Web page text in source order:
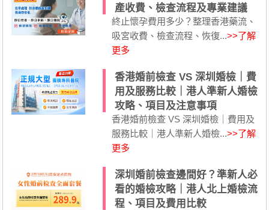
產收費、檢查流程及專業建議
終止懷孕費用多少？整理香港藥流、
吸宮收費、檢查流程、恢復...>>了解
更多
香港婚前檢查 VS 深圳婚檢｜費
用及服務比較｜港人準新人婚檢
攻略、項目及注意事項
香港婚前檢查 VS 深圳婚檢｜費用及
服務比較｜港人準新人婚檢...>>了解
更多
深圳婚前檢查邊間好？準新人必
看的婚檢攻略｜港人北上婚檢流
程、項目及費用比較